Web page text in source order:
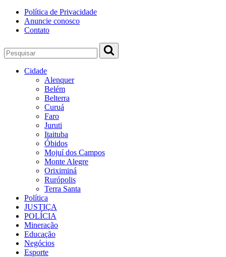
Política de Privacidade
Anuncie conosco
Contato
Cidade
Alenquer
Belém
Belterra
Curuá
Faro
Juruti
Itaituba
Óbidos
Mojuí dos Campos
Monte Alegre
Oriximiná
Rurópolis
Terra Santa
Política
JUSTIÇA
POLÍCIA
Mineração
Educação
Negócios
Esporte